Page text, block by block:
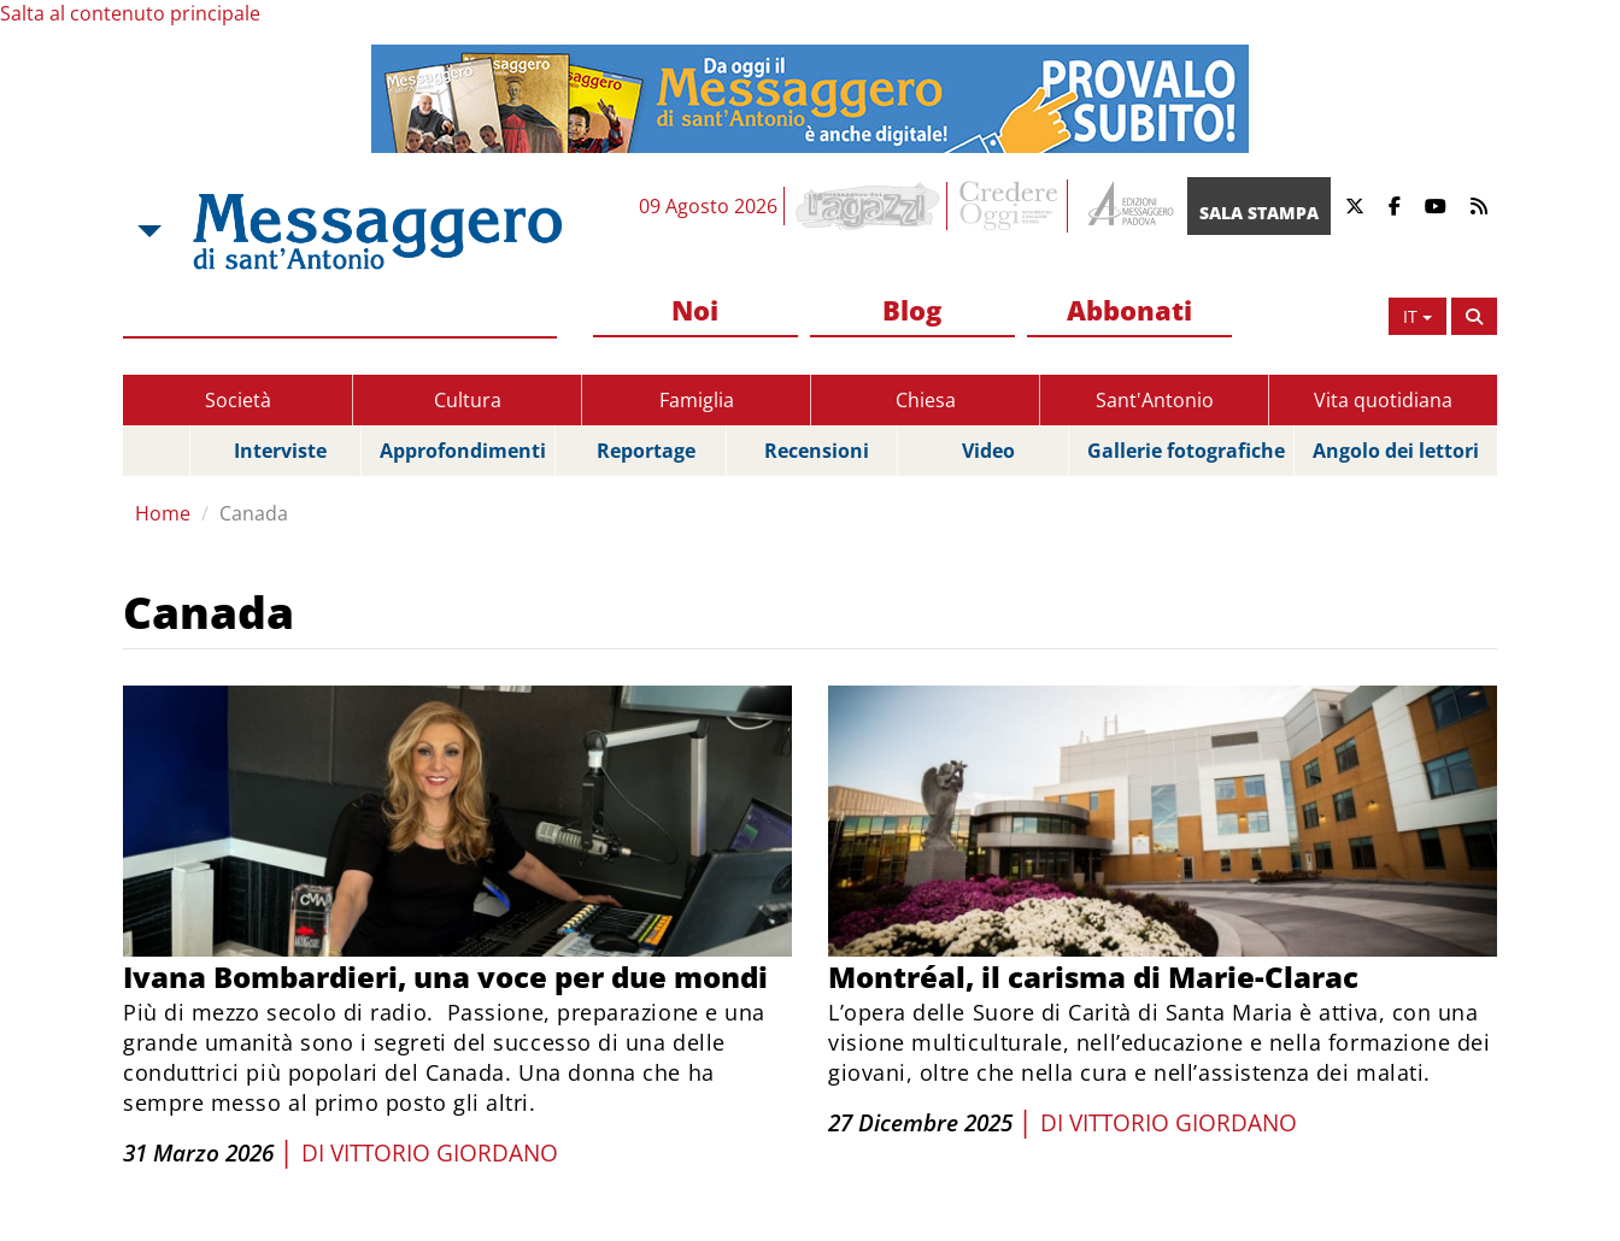
Salta al contenuto principale
09 Agosto 2026 SALA STAMPA
IT
Noi Blog Abbonati
Società Cultura Famiglia Chiesa Sant'Antonio
Vita quotidiana
Interviste
Approfondimenti Reportage Recensioni Video Gallerie fotografiche Angolo dei lettori
Home Canada
Canada
Ivana Bombardieri, una voce per due mondi
Più di mezzo secolo di radio. Passione, preparazione e una
grande umanità sono i segreti del successo di una delle
conduttrici più popolari del Canada. Una donna che ha
sempre messo al primo posto gli altri.
31 Marzo 2026 | DI VITTORIO GIORDANO
Montréal, il carisma di Marie-Clarac
L’opera delle Suore di Carità di Santa Maria è attiva, con una
visione multiculturale, nell’educazione e nella formazione dei
giovani, oltre che nella cura e nell’assistenza dei malati.
27 Dicembre 2025 | DI VITTORIO GIORDANO